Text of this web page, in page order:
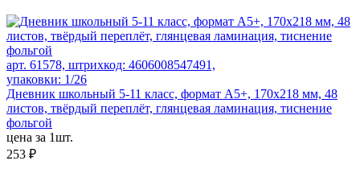
арт. 61578, штрихкод: 4606008547491,
упаковки: 1/26
Дневник школьный 5-11 класс, формат А5+, 170х218 мм, 48
листов, твёрдый переплёт, глянцевая ламинация, тиснение
фольгой
цена за 1шт.
253 ₽